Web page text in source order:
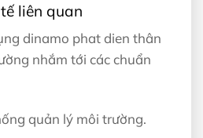
liên quan
dinamo phat dien thân
nhắm tới các chuẩn
quản lý môi trường.